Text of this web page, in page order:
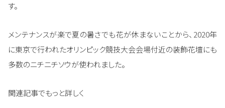
す。
メンテナンスが楽で夏の暑さでも花が休まないことから、2020年
に東京で行われたオリンピック競技大会会場付近の装飾花壇にも
多数のニチニチソウが使われました。
関連記事でもっと詳しく